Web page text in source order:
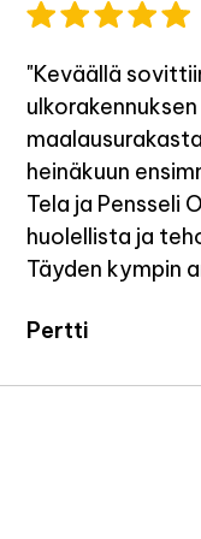
"Keväällä
ulkorakennuksen
heinäkuun
Tela ja Pensseli
huolellista ja
Täyden kympin
Pertti